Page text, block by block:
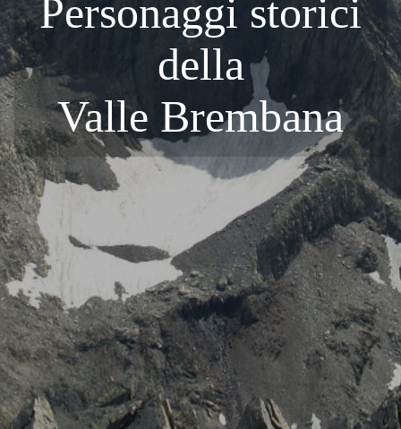
Personaggi storici
della
Valle Brembana